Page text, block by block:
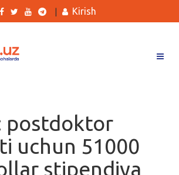
Kirish
postdoktor
uchun 51000
stipendiya